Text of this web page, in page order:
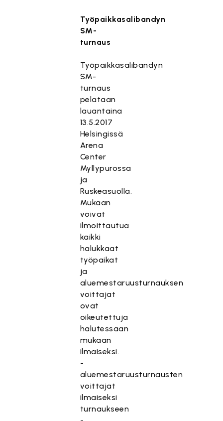
Työpaikkasalibandyn
SM-
turnaus
Työpaikkasalibandyn
SM-
turnaus
pelataan
lauantaina
13.5.2017
Helsingissä
Arena
Center
Myllypurossa
ja
Ruskeasuolla.
Mukaan
voivat
ilmoittautua
kaikki
halukkaat
työpaikat
ja
aluemestaruusturnauksen
voittajat
ovat
oikeutettuja
halutessaan
mukaan
ilmaiseksi.
-
aluemestaruusturnausten
voittajat
ilmaiseksi
turnaukseen